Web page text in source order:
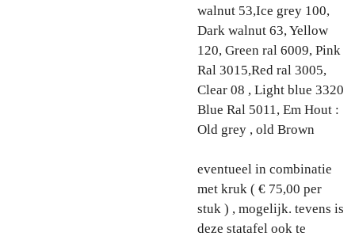
walnut 53,Ice grey 100,
Dark walnut 63, Yellow
120, Green ral 6009, Pink
Ral 3015,Red ral 3005,
Clear 08 , Light blue 3320
Blue Ral 5011, Em Hout :
Old grey , old Brown
eventueel in combinatie
met kruk ( € 75,00 per
stuk ) , mogelijk. tevens is
deze statafel ook te